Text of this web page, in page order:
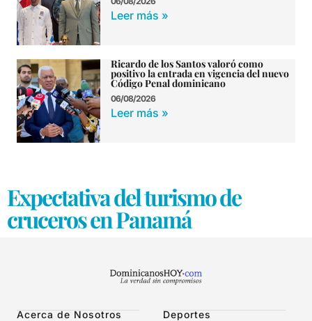
Leer más »
Ricardo de los Santos valoró como
positivo la entrada en vigencia del nuevo
Código Penal dominicano
06/08/2026
Leer más »
Expectativa del turismo de
cruceros en Panamá
Acerca de Nosotros Deportes